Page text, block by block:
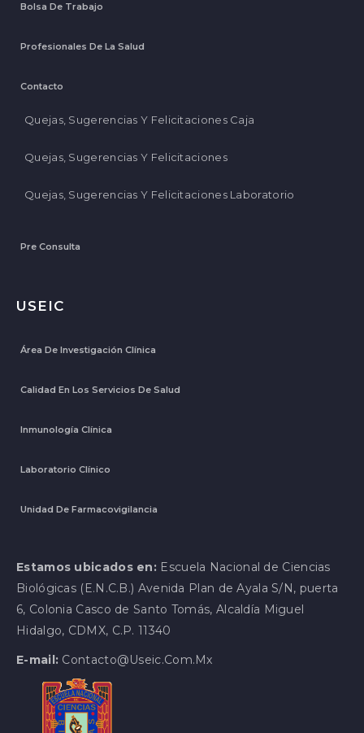
Bolsa De Trabajo
Profesionales De La Salud
Contacto
Quejas, Sugerencias Y Felicitaciones Caja
Quejas, Sugerencias Y Felicitaciones
Quejas, Sugerencias Y Felicitaciones Laboratorio
Pre Consulta
USEIC
Área De Investigación Clínica
Calidad En Los Servicios De Salud
Inmunología Clínica
Laboratorio Clínico
Unidad De Farmacovigilancia
Estamos ubicados en: Escuela Nacional de Ciencias
Biológicas (E.N.C.B.) Avenida Plan de Ayala S/N, puerta
6, Colonia Casco de Santo Tomás, Alcaldía Miguel
Hidalgo, CDMX, C.P. 11340
E-mail: Contacto@useic.com.mx